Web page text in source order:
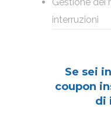
interruzioni
Se sei
coupon
di